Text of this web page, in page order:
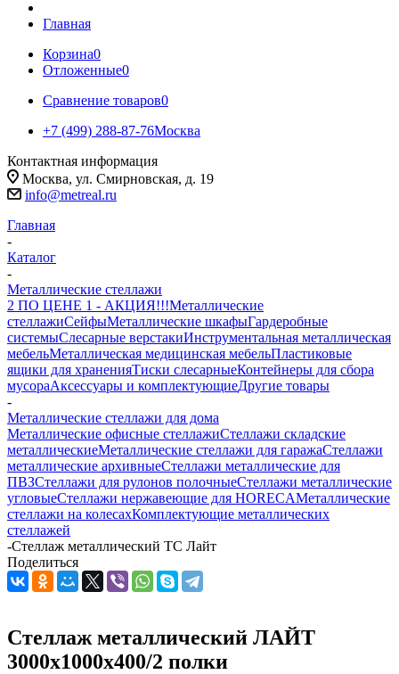
Главная
Корзина0
Отложенные0
Сравнение товаров0
+7 (499) 288-87-76Москва
Контактная информация
Москва, ул. Смирновская, д. 19
info@metreal.ru
Главная
-
Каталог
-
Металлические стеллажи
2 ПО ЦЕНЕ 1 - АКЦИЯ!!!Металлические
стеллажиСейфыМеталлические шкафыГардеробные
системыСлесарные верстакиИнструментальная металлическая
мебельМеталлическая медицинская мебельПластиковые
ящики для храненияТиски слесарныеКонтейнеры для сбора
мусораАксессуары и комплектующиеДругие товары
-
Металлические стеллажи для дома
Металлические офисные стеллажиСтеллажи складские
металлическиеМеталлические стеллажи для гаражаСтеллажи
металлические архивныеСтеллажи металлические для
ПВЗСтеллажи для рулонов полочныеСтеллажи металлические
угловыеСтеллажи нержавеющие для HORECAМеталлические
стеллажи на колесахКомплектующие металлических
стеллажей
-Стеллаж металлический ТС Лайт
Поделиться
Стеллаж металлический ЛАЙТ
3000x1000x400/2 полки